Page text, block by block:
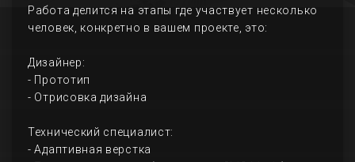
Работа делится на этапы где участвует несколько
человек, конкретно в вашем проекте, это:
Дизайнер:
- Прототип
- Отрисовка дизайна
Технический специалист:
- Адаптивная верстка